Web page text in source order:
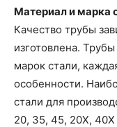
Материал и марка
Качество трубы
изготовлена.
марок стали,
особенности.
стали для
20, 35, 45, 20Х,